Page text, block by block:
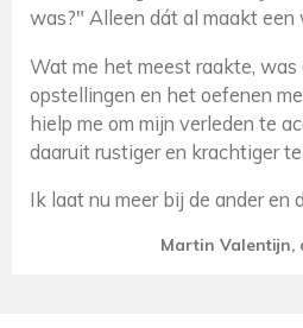
was?" Alleen dát al maakt een
Wat me het meest raakte, was
opstellingen en het oefenen
hielp me om mijn verleden te
daaruit rustiger en krachtiger
Ik laat nu meer bij de ander en
Martin Valentijn,